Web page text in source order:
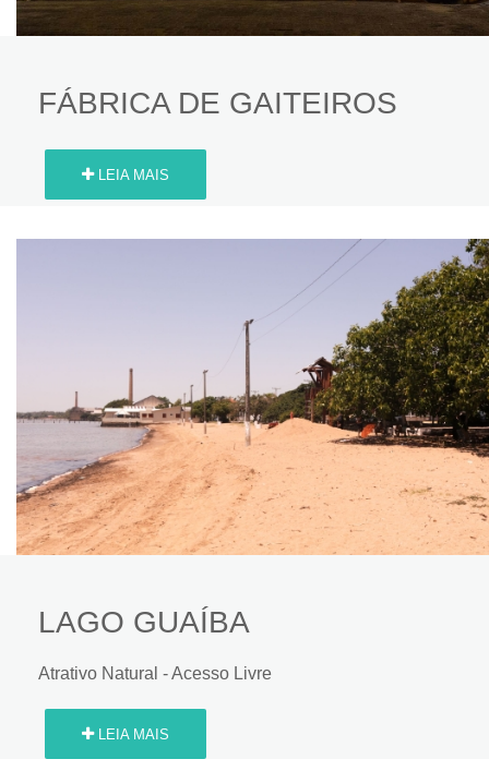
FÁBRICA DE GAITEIROS
LEIA MAIS
LAGO GUAÍBA
Atrativo Natural - Acesso Livre
LEIA MAIS